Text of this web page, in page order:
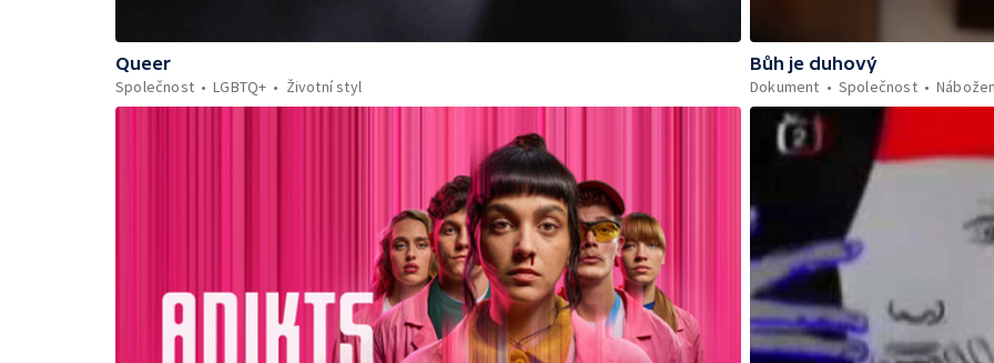
Queer
Společnost
LGBTQ+ Životní styl
Bůh je duhový
Dokument
Společnost